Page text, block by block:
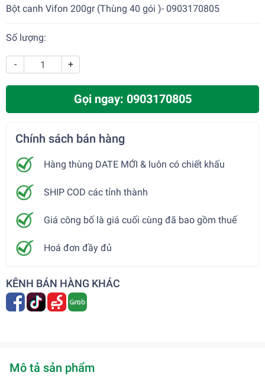
Bột canh Vifon 200gr (Thùng 40 gói )- 0903170805
Số lượng:
- +
Gọi ngay: 0903170805
Chính sách bán hàng
Hàng thùng DATE MỚI & luôn có chiết khấu
SHIP COD các tỉnh thành
Giá công bố là giá cuối cùng đã bao gồm thuế
Hoá đơn đầy đủ
KÊNH BÁN HÀNG KHÁC
Mô tả sản phẩm